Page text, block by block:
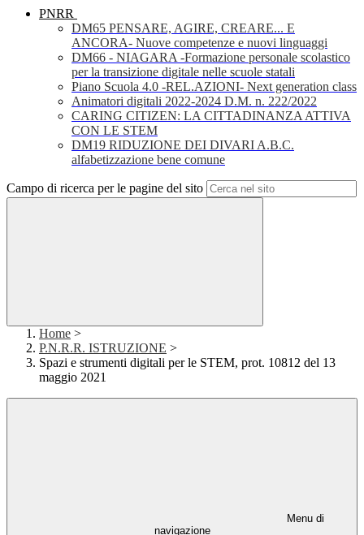
PNRR
DM65 PENSARE, AGIRE, CREARE... E
ANCORA- Nuove competenze e nuovi linguaggi
DM66 - NIAGARA -Formazione personale scolastico
per la transizione digitale nelle scuole statali
Piano Scuola 4.0 -REL.AZIONI- Next generation class
Animatori digitali 2022-2024 D.M. n. 222/2022
CARING CITIZEN: LA CITTADINANZA ATTIVA
CON LE STEM
DM19 RIDUZIONE DEI DIVARI A.B.C.
alfabetizzazione bene comune
Campo di ricerca per le pagine del sito
Home >
P.N.R.R. ISTRUZIONE >
Spazi e strumenti digitali per le STEM, prot. 10812 del 13
maggio 2021
Menu di
navigazione